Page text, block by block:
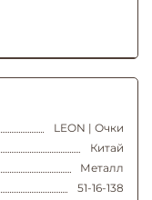
LEON | Очки
Китай
Металл
51-16-138